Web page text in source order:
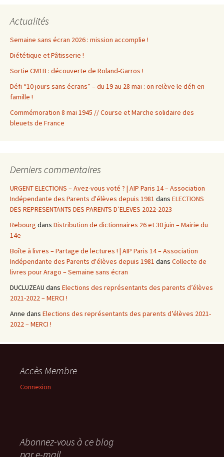
Actualités
Semaine sans écran 2026 : mission accomplie !
Diététique et Pâtisserie !
Sortie CM1B : découverte de Roland-Garros !
Défi “10 jours sans écrans” – du 19 au 28 mai : on relève le défi en
famille !
Commémoration 8 mai 1945 // Course et Marche solidaire des
bleuets de France
Derniers commentaires
URGENT ELECTIONS – Avez-vous voté ? | AIP Paris 14 – Association
Indépendante des Parents d'élèves depuis 1981 dans ELECTIONS
DES REPRESENTANTS DES PARENTS D’ELEVES 2022-2023
Rebourg dans Distribution de dictionnaires 26 et 30 juin – Mairie du
14e
Boîte à livres – Partage de lectures ! | AIP Paris 14 – Association
Indépendante des Parents d'élèves depuis 1981 dans Collecte de
livres pour Arago – Semaine sans écran
DUCLUZEAU dans Elections des représentants des parents d’élèves
2021-2022 – MERCI !
Anne dans Elections des représentants des parents d’élèves 2021-
2022 – MERCI !
Accès Membre
Connexion
Abonnez-vous à ce blog
par e-mail.